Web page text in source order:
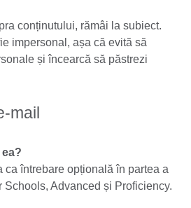
conținutului, rămâi la subiect.
impersonal, așa că evită să
și încearcă să păstrezi
mail
ca întrebare opțională în partea a
Schools, Advanced și Proficiency.